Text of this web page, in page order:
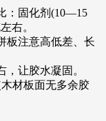
：固化剂(10—15
右。
板注意高低差、长
让胶水凝固。
材板面无多余胶